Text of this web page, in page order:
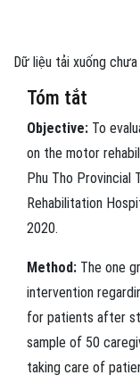
Dữ liệu tải xuống
Tóm tắt
Objective: To
on the motor
Phu Tho Provincial
Rehabilitation
2020.
Method: The one
intervention
for patients after
sample of 50
taking care of